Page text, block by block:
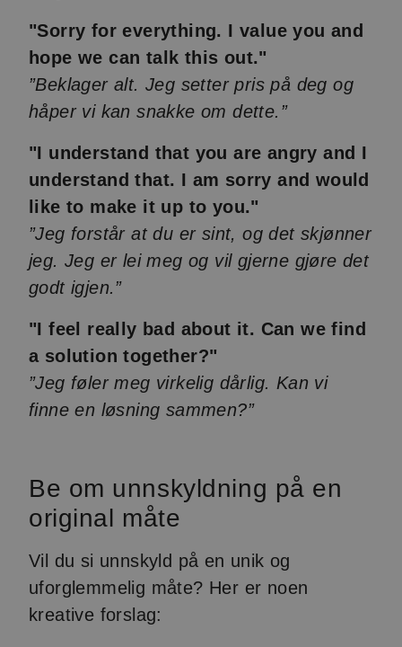
"Sorry for everything. I value you and
hope we can talk this out."
”Beklager alt. Jeg setter pris på deg og
håper vi kan snakke om dette.”
"I understand that you are angry and I
understand that. I am sorry and would
like to make it up to you."
”Jeg forstår at du er sint, og det skjønner
jeg. Jeg er lei meg og vil gjerne gjøre det
godt igjen.”
"I feel really bad about it. Can we find
a solution together?"
”Jeg føler meg virkelig dårlig. Kan vi
finne en løsning sammen?”
Be om unnskyldning på en
original måte
Vil du si unnskyld på en unik og
uforglemmelig måte? Her er noen
kreative forslag: